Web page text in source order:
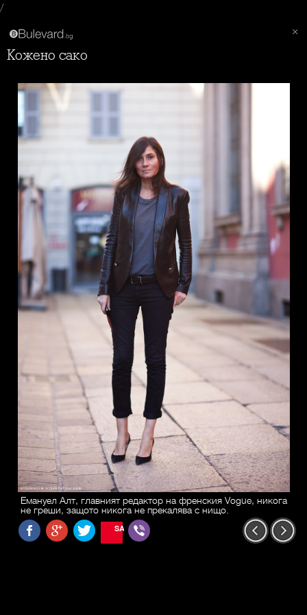
/
Кожено сако
Емануел Алт, главният редактор на френския Vogue, никога
не греши, защото никога не прекалява с нищо.
SAVE